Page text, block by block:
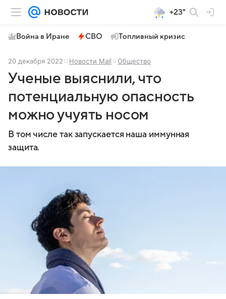
+23°
Война в Иране СВО Топливный кризис
20 декабря 2022 Новости Mail Общество
Ученые выяснили, что
потенциальную опасность
можно учуять носом
В том числе так запускается наша иммунная
защита.